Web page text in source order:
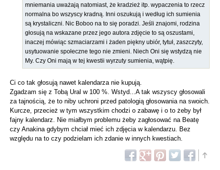
mniemania uważają natomiast, że kradzież itp. wypaczenia to rzecz
normalna bo wszyscy kradną. Inni oszukują i według ich sumienia
są krystaliczni. Nic Boboo na to się poradzi. Jeśli znajomi, rodzina
głosują na wskazane przez jego autora zdjęcie to są oszustami,
inaczej mówiąc szmaciarzami i żaden piękny ubiór, tytuł, zaszczyty,
usytuowanie społeczne tego nie zmieni. Niech Oni się wstydzą nie
My. Czy Oni mają w tej kwestii wyrzuty sumienia, wątpię.
Ci co tak głosują nawet kalendarza nie kupują.
Zgadzam się z Tobą Ural w 100 %. Wstyd...A tak wszyscy głosowali
za tajnością, że to niby uchroni przed patologią głosowania na swoich.
Kurcze, przecież w tym wszystkim chodzi o zabawę i o to żeby był
fajny kalendarz. Nie miałbym problemu żeby zagłosować na Beatę
czy Anakina gdybym chciał mieć ich zdjęcia w kalendarzu. Bez
względu na to czy podzielam ich zdanie w innych kwestiach.